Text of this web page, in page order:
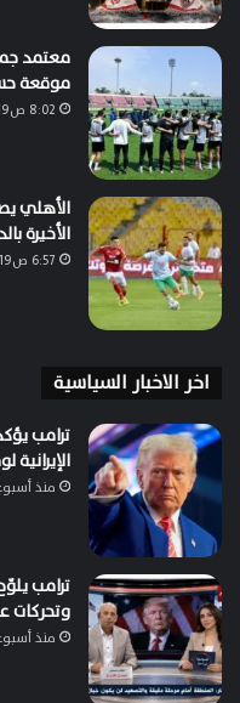
معتمد
موقعة
8:02 ص19 مايو، 2026
الأهلي
الأخيرة
6:57 ص19 مايو، 2026
اخر الاخبار السياسية
ترامب
منذ
ترامب
وتحركات
منذ